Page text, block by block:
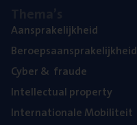
Aan­spra­ke­lijk­heid
Beroeps­aan­spra­ke­lijk­heid
Cyber& fraude
Intel­lec­tu­al property
Inter­na­ti­o­na­le Mobiliteit